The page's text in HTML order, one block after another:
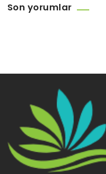
Son yorumlar